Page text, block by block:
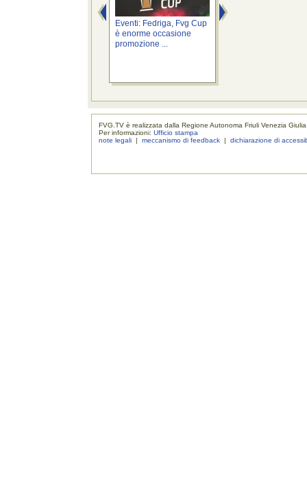
Eventi: Fedriga, Fvg Cup
è enorme occasione
promozione ...
FVG.TV è realizzata dalla Regione Autonoma Friuli Venezia Giulia
Per informazioni:Ufficio stampa
note legali |meccanismo di feedback |dichiarazione di